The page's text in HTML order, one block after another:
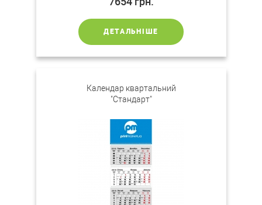
ДЕТАЛЬНІШЕ
Календар квартальний
"Стандарт"